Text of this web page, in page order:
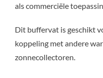
als commerciële
Dit buffervat is geschikt
koppeling met andere
zonnecollectoren.